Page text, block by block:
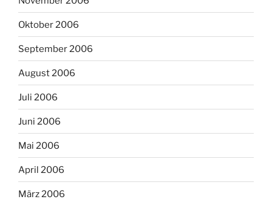
Oktober 2006
September 2006
August 2006
Juli 2006
Juni 2006
Mai 2006
April 2006
März 2006